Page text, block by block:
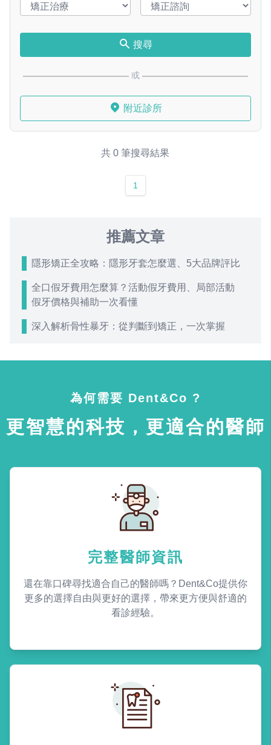
搜尋
或
附近診所
共 0 筆搜尋結果
1
推薦文章
隱形矯正全攻略：隱形牙套怎麼選、5大品牌評比
全口假牙費用怎麼算？活動假牙費用、局部活動
假牙價格與補助一次看懂
深入解析骨性暴牙：從判斷到矯正，一次掌握
為何需要 Dent&Co ?
更智慧的科技，更適合的醫師
完整醫師資訊
還在靠口碑尋找適合自己的醫師嗎？Dent&Co提供你
更多的選擇自由與更好的選擇，帶來更方便與舒適的
看診經驗。